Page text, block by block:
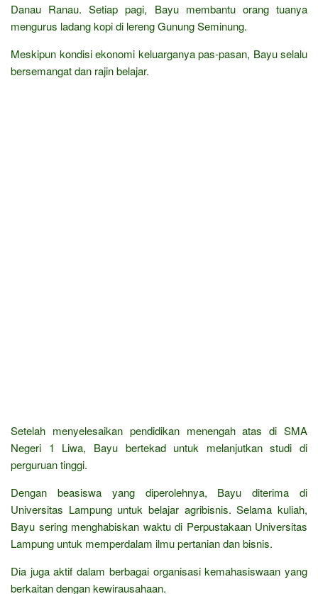
Danau Ranau. Setiap pagi, Bayu membantu orang tuanya
mengurus ladang kopi di lereng Gunung Seminung.
Meskipun kondisi ekonomi keluarganya pas-pasan, Bayu selalu
bersemangat dan rajin belajar.
Setelah menyelesaikan pendidikan menengah atas di SMA
Negeri 1 Liwa, Bayu bertekad untuk melanjutkan studi di
perguruan tinggi.
Dengan beasiswa yang diperolehnya, Bayu diterima di
Universitas Lampung untuk belajar agribisnis. Selama kuliah,
Bayu sering menghabiskan waktu di Perpustakaan Universitas
Lampung untuk memperdalam ilmu pertanian dan bisnis.
Dia juga aktif dalam berbagai organisasi kemahasiswaan yang
berkaitan dengan kewirausahaan.